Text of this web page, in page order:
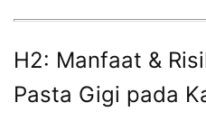
H2: Manfaat &
Pasta Gigi pada